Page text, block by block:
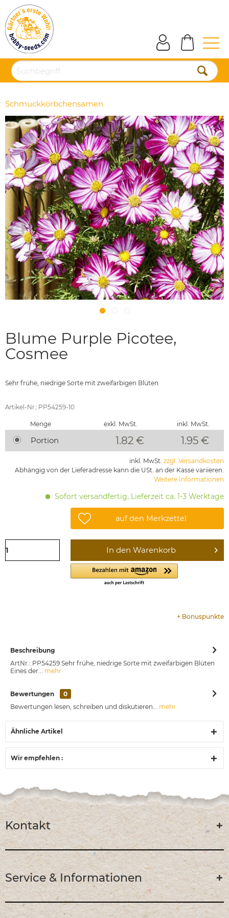
Schmuckkörbchensamen
Blume Purple Picotee,
Cosmee
Sehr frühe, niedrige Sorte mit zweifarbigen Blüten
Artikel-Nr.: PP54259-10
Menge exkl. MwSt. inkl. MwSt.
Portion 1.82 € 1.95 €
inkl. MwSt. zzgl. Versandkosten
Abhängig von der Lieferadresse kann die USt. an der Kasse variieren.
Weitere Informationen
Sofort versandfertig, Lieferzeit ca. 1-3 Werktage
auf den Merkzettel
In den Warenkorb
+ Bonuspunkte
Beschreibung
ArtNr.: PP54259 Sehr frühe, niedrige Sorte mit zweifarbigen Blüten
Eines der...
mehr
Bewertungen
0
Bewertungen lesen, schreiben und diskutieren...
mehr
Ähnliche Artikel
Wir empfehlen :
Kontakt
Service & Informationen